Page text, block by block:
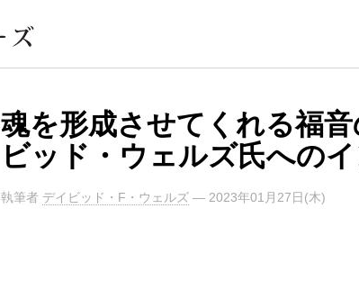
魂を形成させてくれる福
ビッド・ウェルズ氏への
執筆者 デイビッド・F・ウェルズ — 2023年01月27日(木)